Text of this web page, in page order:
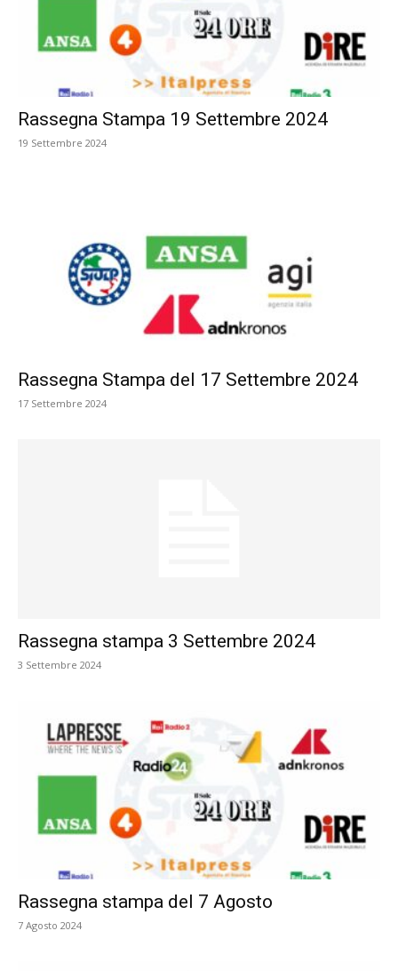
Rassegna Stampa 19 Settembre 2024
19 Settembre 2024
Rassegna Stampa del 17 Settembre 2024
17 Settembre 2024
Rassegna stampa 3 Settembre 2024
3 Settembre 2024
Rassegna stampa del 7 Agosto
7 Agosto 2024